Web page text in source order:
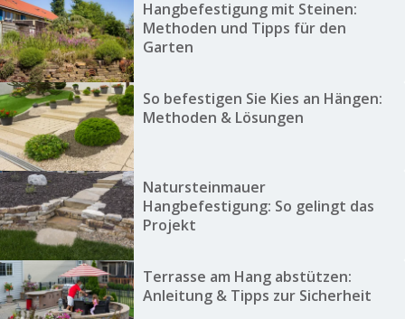
Hangbefestigung mit Steinen:
Methoden und Tipps für den
Garten
So befestigen Sie Kies an Hängen:
Methoden & Lösungen
Natursteinmauer
Hangbefestigung: So gelingt das
Projekt
Terrasse am Hang abstützen:
Anleitung & Tipps zur Sicherheit